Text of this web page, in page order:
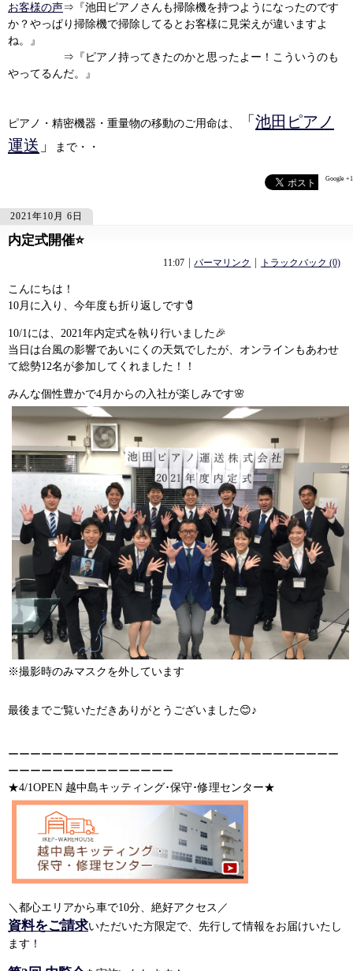
お客様の声⇒『池田ピアノさんも掃除機を持つようになったのです
か？やっぱり掃除機で掃除してるとお客様に見栄えが違いますよ
ね。』
⇒『ピアノ持ってきたのかと思ったよー！こういうのも
やってるんだ。』
ピアノ・精密機器・重量物の移動のご用命は、 「池田ピアノ
運送 」 まで・・
Google +1
2021年10月 6日
内定式開催⭐
11:07 パーマリンク トラックバック (0)
こんにちは！
10月に入り、今年度も折り返しです🧷
10/1には、2021年内定式を執り行いました🎉
当日は台風の影響であいにくの天気でしたが、オンラインもあわせ
て総勢12名が参加してくれました！！
みんな個性豊かで4月からの入社が楽しみです🌸
※撮影時のみマスクを外しています
最後までご覧いただきありがとうございました😊♪
ーーーーーーーーーーーーーーーーーーーーーーーーーーーーーー
ーーーーーーーーーーーーーーー
★4/1OPEN 越中島キッティング･保守･修理センター★
＼都心エリアから車で10分、絶好アクセス／
資料をご請求いただいた方限定で、先行して情報をお届けいたし
ます！